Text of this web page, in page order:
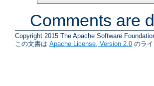
Comments are
Copyright 2015 The Apache Software
この文書は Apache License, Version 2.0 のラ